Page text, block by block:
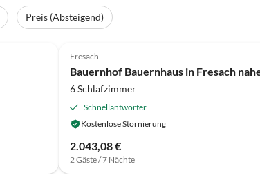
Preis (Absteigend)
Fresach
Bauernhof Bauernhaus in Fresach
6 Schlafzimmer
Schnellantworter
Kostenlose Stornierung
2.043,08 €
2 Gäste / 7 Nächte